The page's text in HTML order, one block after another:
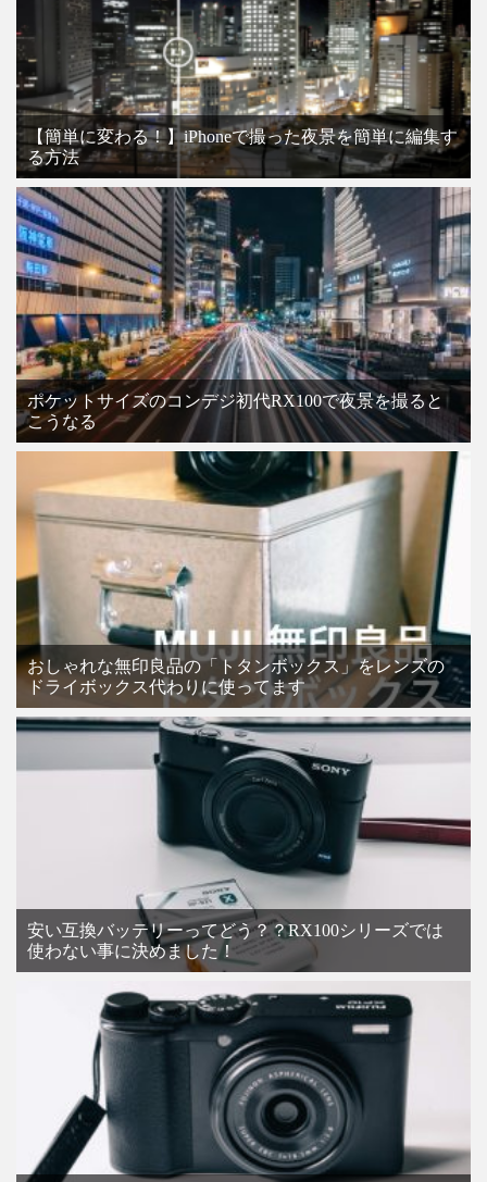
【簡単に変わる！】iPhoneで撮った夜景を簡単に編集す
る方法
ポケットサイズのコンデジ初代RX100で夜景を撮ると
こうなる
おしゃれな無印良品の「トタンボックス」をレンズの
ドライボックス代わりに使ってます
安い互換バッテリーってどう？？RX100シリーズでは
使わない事に決めました！